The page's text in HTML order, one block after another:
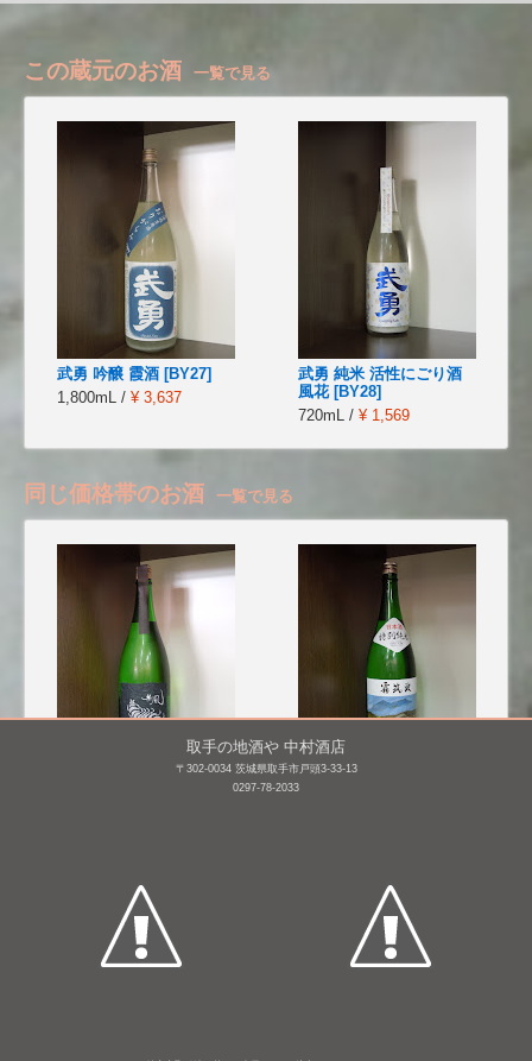
この蔵元のお酒 一覧で見る
武勇 吟醸 霞酒 [BY27]
1,800mL / ¥ 3,637
武勇 純米 活性にごり酒
風花 [BY28]
720mL / ¥ 1,569
同じ価格帯のお酒 一覧で見る
霧筑波 特別純米 火入れ
取手の地酒や 中村酒店
〒302-0034 茨城県取手市戸頭3-33-13
0297-78-2033